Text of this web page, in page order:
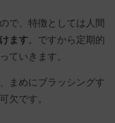
で、特徴としては人間
ます。ですから定期的
ていきます。
まめにブラッシングす
欠です。